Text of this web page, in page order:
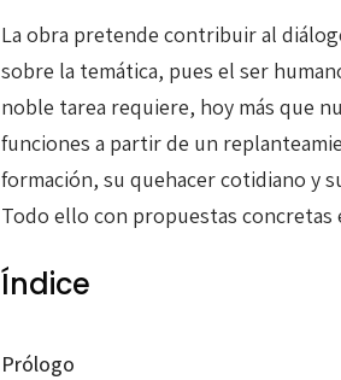
La obra pretende contribuir al
sobre la temática, pues el ser
noble tarea requiere, hoy más que
funciones a partir de un
formación, su quehacer cotidiano y
Todo ello con propuestas concretas
Índice
Prólogo